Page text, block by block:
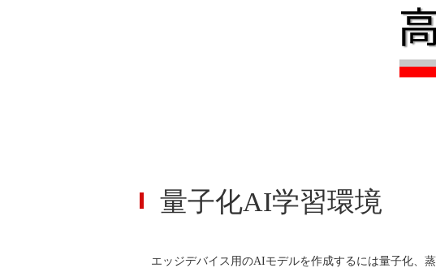
量子化AI学習環境
エッジデバイス用のAIモデルを作成するには量子化、